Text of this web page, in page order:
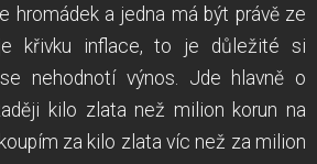
hromádek a jedna má být právě ze
křivku inflace, to je důležité si
nehodnotí výnos. Jde hlavně o
kilo zlata než milion korun na
za kilo zlata víc než za milion